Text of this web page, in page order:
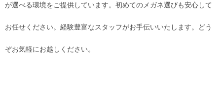
お問合せ
が選べる環境をご提供しています。初めてのメガネ選びも安心して
お任せください。経験豊富なスタッフがお手伝いいたします。どう
ぞお気軽にお越しください。